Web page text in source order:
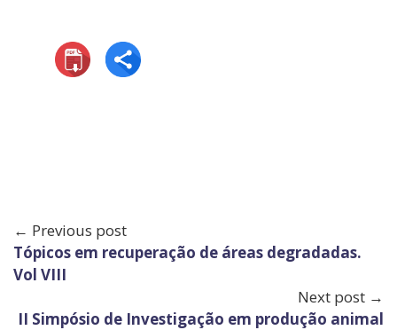
← Previous post
Tópicos em recuperação de áreas degradadas.
Vol VIII
Next post →
II Simpósio de Investigação em produção animal